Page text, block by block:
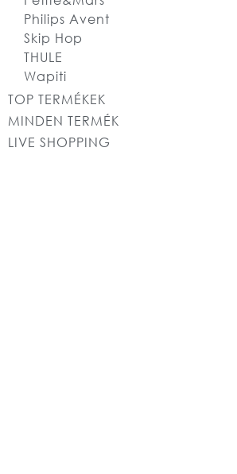
Philips Avent
Skip Hop
THULE
Wapiti
TOP TERMÉKEK
MINDEN TERMÉK
LIVE SHOPPING